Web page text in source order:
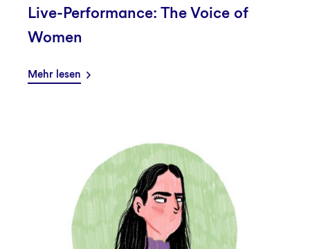
Live-Performance: The Voice of
Women
Mehr lesen